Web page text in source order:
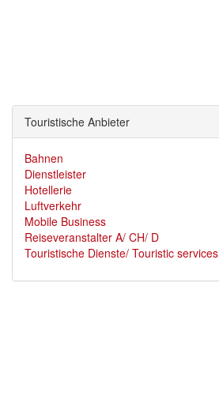
Touristische Anbieter
Bahnen
Dienstleister
Hotellerie
Luftverkehr
Mobile Business
Reiseveranstalter A/ CH/ D
Touristische Dienste/ Touristic services